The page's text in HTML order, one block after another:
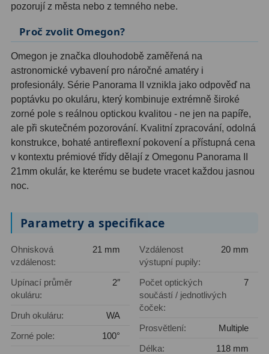
Filtrová kola a rámy
Rovnače a reduktory13
Pointace 7
Zaostřovací masky 27
ADC, Tilting14
Rotátory34
Komponenty78
Okulárové výtahy44
Primární zrcadla
Adaptéry k okulárovým
výtahům8
Pozorovací dalekohledy50
pozorují z města nebo z temného nebe.
Proč zvolit Omegon?
Omegon je značka dlouhodobě zaměřená na
astronomické vybavení pro náročné amatéry i
profesionály. Série Panorama II vznikla jako odpověď na
poptávku po okuláru, který kombinuje extrémně široké
zorné pole s reálnou optickou kvalitou - ne jen na papíře,
ale při skutečném pozorování. Kvalitní zpracování, odolná
konstrukce, bohaté antireflexní pokovení a přístupná cena
v kontextu prémiové třídy dělají z Omegonu Panorama II
21mm okulár, ke kterému se budete vracet každou jasnou
noc.
Parametry a specifikace
Ohnisková
vzdálenost:
21 mm
Upínací průměr
okuláru:
2″
Druh okuláru:
WA
Zorné pole:
100°
Vzdálenost
výstupní pupily:
20 mm
Počet optických
součástí / jednotlivých
čoček:
7
Prosvětlení:
Multiple
Délka:
118 mm